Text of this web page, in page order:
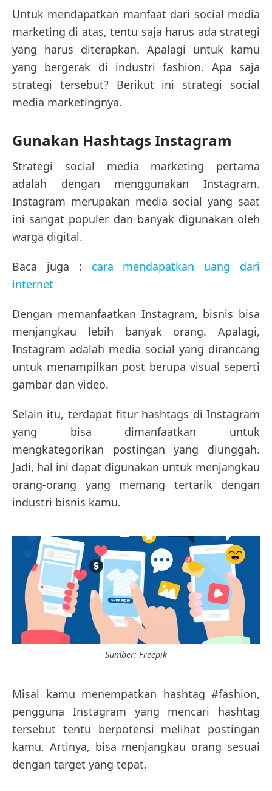
Untuk mendapatkan manfaat dari social media
marketing di atas, tentu saja harus ada strategi
yang harus diterapkan. Apalagi untuk kamu
yang bergerak di industri fashion. Apa saja
strategi tersebut? Berikut ini strategi social
media marketingnya.
Gunakan Hashtags Instagram
Strategi social media marketing pertama
adalah dengan menggunakan Instagram.
Instagram merupakan media social yang saat
ini sangat populer dan banyak digunakan oleh
warga digital.
Baca juga : cara mendapatkan uang dari
internet
Dengan memanfaatkan Instagram, bisnis bisa
menjangkau lebih banyak orang. Apalagi,
Instagram adalah media social yang dirancang
untuk menampilkan post berupa visual seperti
gambar dan video.
Selain itu, terdapat fitur hashtags di Instagram
yang bisa dimanfaatkan untuk
mengkategorikan postingan yang diunggah.
Jadi, hal ini dapat digunakan untuk menjangkau
orang-orang yang memang tertarik dengan
industri bisnis kamu.
Sumber: Freepik
Misal kamu menempatkan hashtag #fashion,
pengguna Instagram yang mencari hashtag
tersebut tentu berpotensi melihat postingan
kamu. Artinya, bisa menjangkau orang sesuai
dengan target yang tepat.